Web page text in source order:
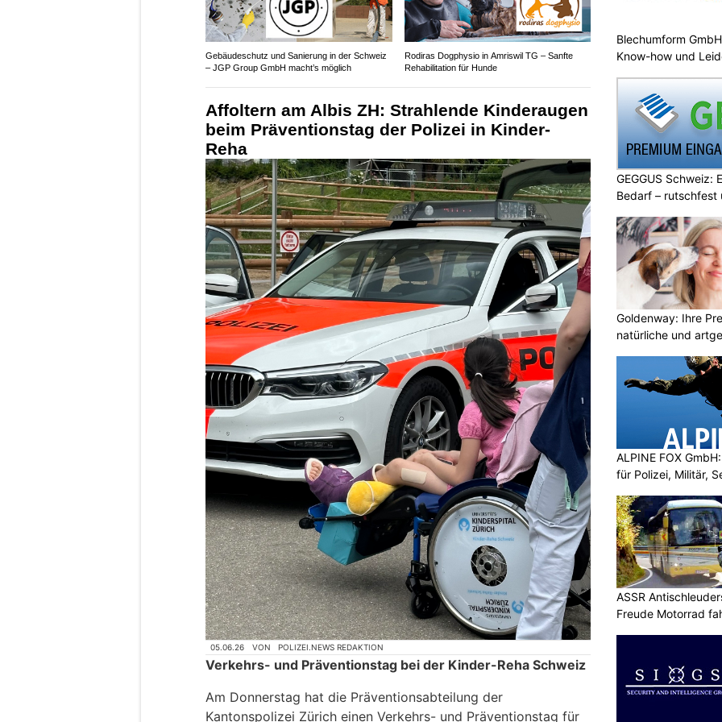
Gebäudeschutz und Sanierung in der Schweiz
– JGP Group GmbH macht’s möglich
Rodiras Dogphysio in Amriswil TG – Sanfte
Rehabilitation für Hunde
Affoltern am Albis ZH: Strahlende Kinderaugen
beim Präventionstag der Polizei in Kinder-
Reha
05.06.26 VON POLIZEI.NEWS REDAKTION
Verkehrs- und Präventionstag bei der Kinder-Reha Schweiz
Am Donnerstag hat die Präventionsabteilung der
Kantonspolizei Zürich einen Verkehrs- und Präventionstag für
Blechumform
Know-how und
GEGGUS Schweiz:
Bedarf – rutschfest
Goldenway: Ihre
natürliche und
ALPINE FOX
für Polizei, Militär,
ASSR
Freude Motorrad